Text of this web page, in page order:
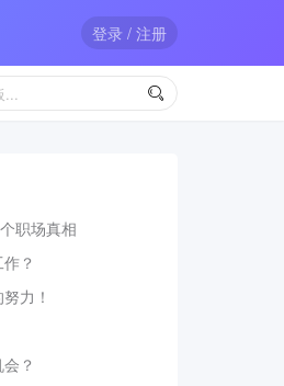
登录 / 注册

职场真相
？
力！
？